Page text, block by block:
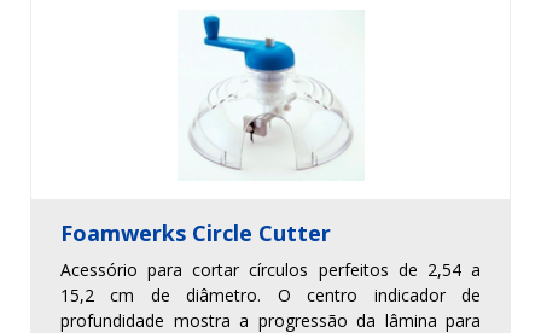
Foamwerks Circle Cutter
Acessório para cortar círculos perfeitos de 2,54 a
15,2 cm de diâmetro. O centro indicador de
profundidade mostra a progressão da lâmina para